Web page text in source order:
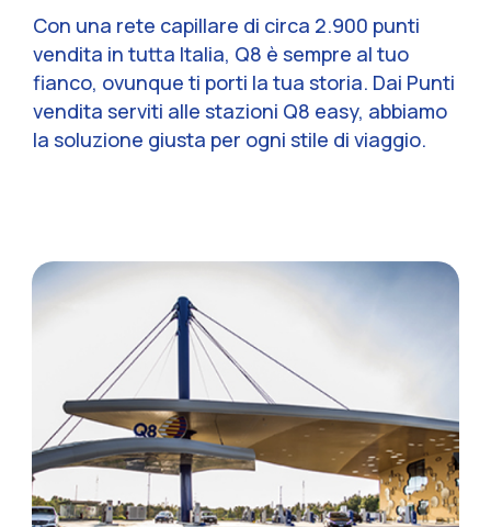
Con una rete capillare di circa 2.900 punti
vendita in tutta Italia, Q8 è sempre al tuo
fianco, ovunque ti porti la tua storia. Dai Punti
vendita serviti alle stazioni Q8 easy, abbiamo
la soluzione giusta per ogni stile di viaggio.